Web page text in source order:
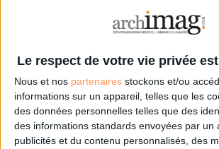
Le respect de votre vie privée
Nous et nos partenaires stockons et/ou
informations sur un appareil, telles que les
des données personnelles telles que des
des informations standards envoyées par un
publicités et du contenu personnalisés, des
0 Commentaire
Cybercriminalité
Données Personnelles
Connectez-vousou inscrivez-vouspour